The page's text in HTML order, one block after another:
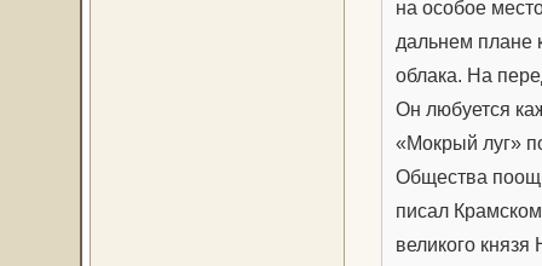
на особое
дальнем плане
облака. На
Он любуется
«Мокрый луг»
Общества
писал
великого